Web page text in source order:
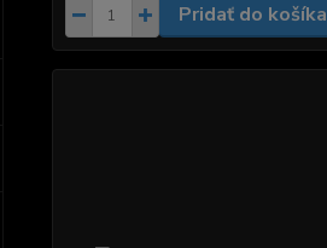
Pridať do košíka